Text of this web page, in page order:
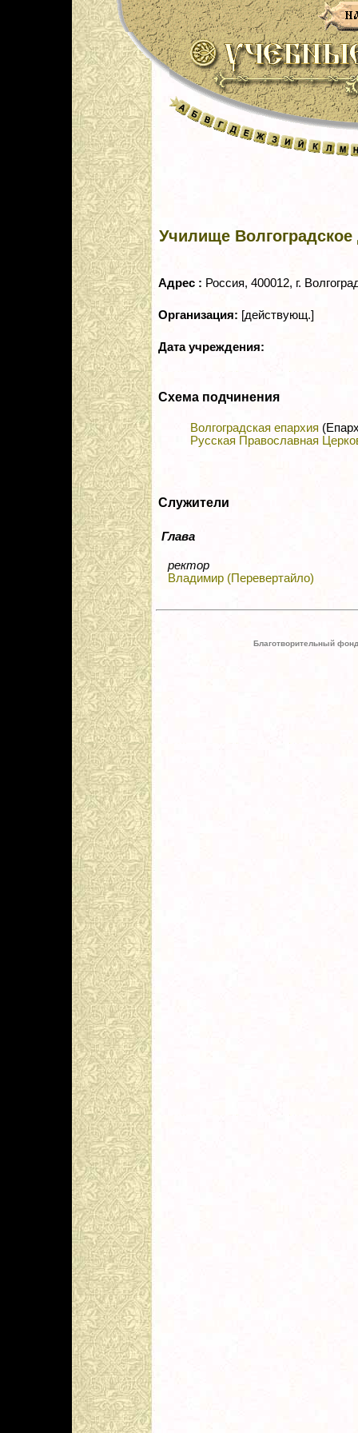
Училище Волгоградское
Адрес : Россия, 400012, г.
Организация: [действующ.]
Дата учреждения:
Схема подчинения
Волгоградская епархия
Русская Православная
Служители
Глава
ректор
Владимир (Перевертайло)
Благотворительный